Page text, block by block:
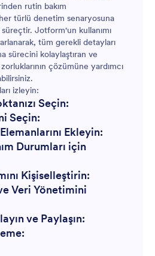
rutin bakım
türlü denetim senaryosuna
Jotform'un kullanımı
tüm gerekli detayları
sürecini kolaylaştıran ve
çözümüne yardımcı
izleyin:
Seçin:
Seçin:
Ekleyin:
Durumları için
Kişiselleştirin:
Veri Yönetimini
ve Paylaşın: